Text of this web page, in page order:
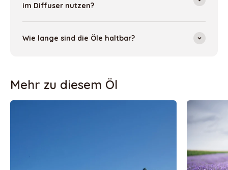
im Diffuser nutzen?
Wie lange sind die Öle haltbar?
Mehr zu diesem Öl